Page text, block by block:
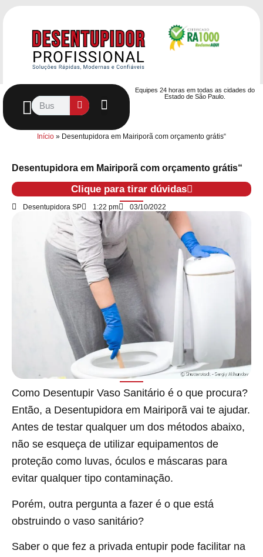
Equipes 24 horas em todas as cidades do
Estado de São Paulo.
Início » Desentupidora em Mairiporã com orçamento grátis“
Desentupidora em Mairiporã com orçamento grátis“
Clique para tirar dúvidas
Desentupidora SP 1:22 pm 03/10/2022
Como Desentupir Vaso Sanitário é o que procura?
Então, a Desentupidora em Mairiporã vai te ajudar.
Antes de testar qualquer um dos métodos abaixo,
não se esqueça de utilizar equipamentos de
proteção como luvas, óculos e máscaras para
evitar qualquer tipo contaminação.
Porém, outra pergunta a fazer é o que está
obstruindo o vaso sanitário?
Saber o que fez a privada entupir pode facilitar na